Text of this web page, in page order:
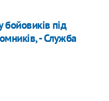
бойовиків під
- Служба